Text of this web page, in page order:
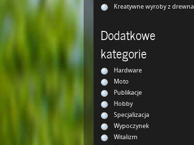
Kreatywne wyroby z drewna
Dodatkowe
kategorie
Hardware
Moto
Publikacje
Hobby
Specjalizacja
Wypoczynek
Witalizm